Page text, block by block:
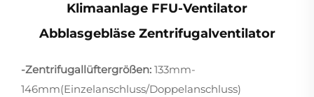
Klimaanlage FFU-Ventilator
Abblasgebläse Zentrifugalventilator
-Zentrifugallüftergrößen: 133mm-
146mm(Einzelanschluss/Doppelanschluss)